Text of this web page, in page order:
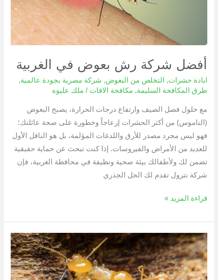
أفضل شركة رش بعوض في الغربية
ابادة حشرات, التخلص من البعوض, شركة مصرية بجودة عالمية,
طرق المكافحة السليمة, مكافحة الافات / ملك عليوه
مع حلول فصل الصيف وارتفاع درجات الحرارة، يصبح البعوض
(الناموس) من أكثر الحشرات إزعاجاً وخطورة على صحة عائلتك؛
فهو ليس مجرد مصدر للأرق واللدغات المؤلمة، بل هو الناقل الأول
للعديد من الأمراض والفيروسات. إذا كنت تبحث عن حماية حقيقية
تضمن لك ولأطفالك بيئة صحية ونظيفة في محافظة الغربية، فإن
شركة نترول تقدم لك الحل الجذري
قراءة المزيد »
اضرار
النمل
الابيض
و